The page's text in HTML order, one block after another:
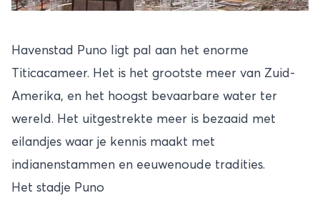
Havenstad Puno ligt pal aan het enorme
Titicacameer. Het is het grootste meer van Zuid-
Amerika, en het hoogst bevaarbare water ter
wereld. Het uitgestrekte meer is bezaaid met
eilandjes waar je kennis maakt met
indianenstammen en eeuwenoude tradities.
Het stadje Puno